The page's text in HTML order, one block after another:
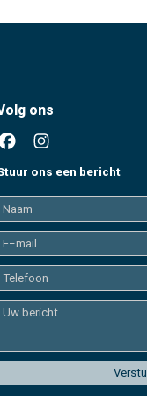
ons
ons een bericht